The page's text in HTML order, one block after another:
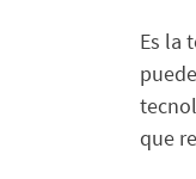
Es la
que